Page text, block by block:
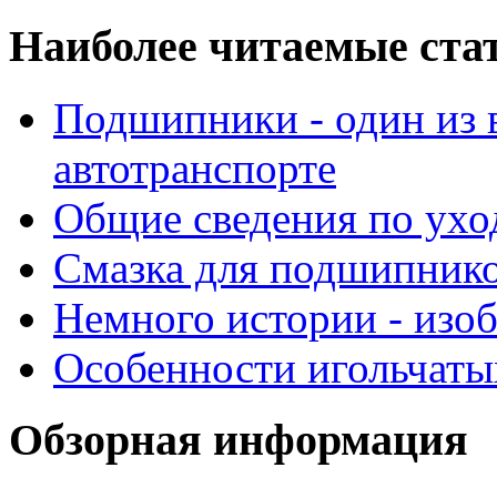
Наиболее читаемые
Подшипники - один из
автотранспорте
Общие сведения по
Смазка для
Немного истории -
Особенности
Обзорная информация